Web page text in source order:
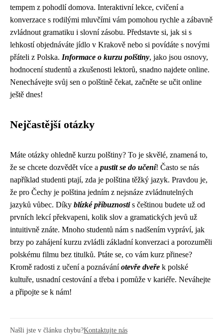
tempem z pohodlí domova. Interaktivní lekce, cvičení a
konverzace s rodilými mluvčími vám pomohou rychle a zábavně
zvládnout gramatiku i slovní zásobu. Představte si, jak si s
lehkostí objednáváte jídlo v Krakově nebo si povídáte s novými
přáteli z Polska. Informace o kurzu polštiny, jako jsou osnovy,
hodnocení studentů a zkušenosti lektorů, snadno najdete online.
Nenechávejte svůj sen o polštině čekat, začněte se učit online
ještě dnes!
Nejčastější otázky
Máte otázky ohledně kurzu polštiny? To je skvělé, znamená to,
že se chcete dozvědět více a pustit se do učení! Často se nás
například studenti ptají, zda je polština těžký jazyk. Pravdou je,
že pro Čechy je polština jedním z nejsnáze zvládnutelných
jazyků vůbec. Díky blízké příbuznostis češtinou budete už od
prvních lekcí překvapeni, kolik slov a gramatických jevů už
intuitivně znáte. Mnoho studentů nám s nadšením vypráví, jak
brzy po zahájení kurzu zvládli základní konverzaci a porozuměli
polskému filmu bez titulků. Ptáte se, co vám kurz přinese?
Kromě radosti z učení a poznáváníotevře dveře k polské
kultuře, usnadní cestování a třeba i pomůže v kariéře. Neváhejte
a připojte se k nám!
Našli jste v článku chybu?Kontaktujte nás